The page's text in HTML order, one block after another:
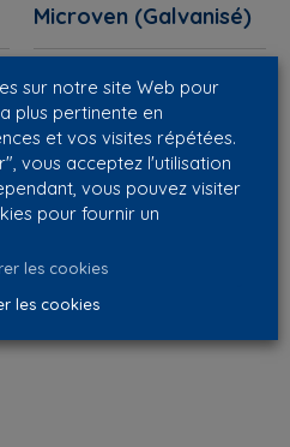
Microven (Galvanisé)
sur notre site Web pour
plus pertinente en
et vos visites répétées.
vous acceptez l'utilisation
vous pouvez visiter
pour fournir un
les cookies
les cookies